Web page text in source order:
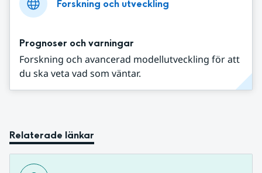
Forskning och utveckling
Prognoser och varningar
Forskning och avancerad modellutveckling för att
du ska veta vad som väntar.
Relaterade länkar